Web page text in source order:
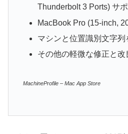
Thunderbolt 3 Ports) サ
MacBook Pro (15-inch,
マシンと位置識別文字列
その他の軽微な修正と改
MachineProfile – Mac App Store